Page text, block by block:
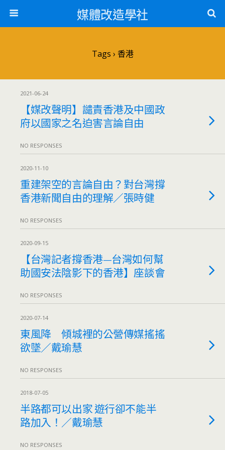
媒體改造學社
Tags › 香港
2021-06-24
【媒改聲明】譴責香港及中國政
府以國家之名迫害言論自由
NO RESPONSES
2020-11-10
重建架空的⾔論⾃由？對台灣撐
香港新聞⾃由的理解／張時健
NO RESPONSES
2020-09-15
【台灣記者撐香港—台灣如何幫
助國安法陰影下的香港】座談會
NO RESPONSES
2020-07-14
東風降 傾城裡的公營傳媒搖搖
欲墜／戴瑜慧
NO RESPONSES
2018-07-05
半路都可以出家 遊行卻不能半
路加入！／戴瑜慧
NO RESPONSES